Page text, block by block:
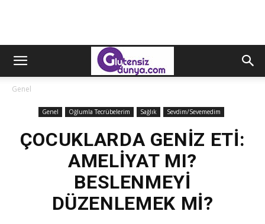
Genel
Genel Oğlumla Tecrübelerim Sağlık Sevdim/Sevemedim
ÇOCUKLARDA GENİZ ETİ:
AMELİYAT MI?
BESLENMEYİ
DÜZENLEMEK Mİ?